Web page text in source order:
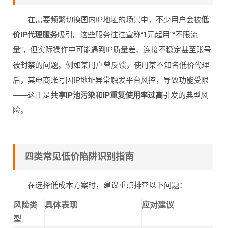
在需要频繁切换国内IP地址的场景中，不少用户会被低
价IP代理服务吸引。这些服务往往宣称“1元起用”“不限流
量”，但实际操作中可能遇到IP质量差、连接不稳定甚至账号
被封禁的问题。例如某用户曾反馈，使用某不知名低价代理
后，其电商账号因IP地址异常触发平台风控，导致功能受限
——这正是共享IP池污染和IP重复使用率过高引发的典型风
险。
四类常见低价陷阱识别指南
在选择低成本方案时，建议重点排查以下问题：
风险类
型
具体表现 应对建议